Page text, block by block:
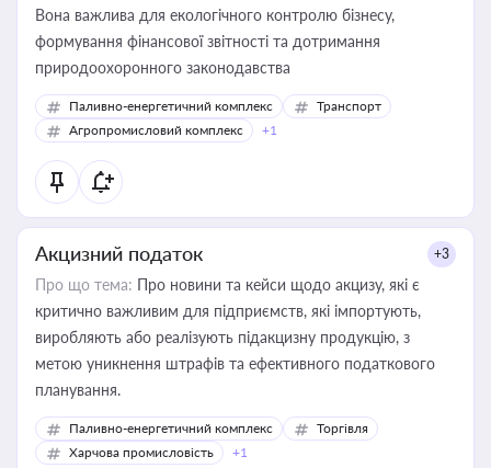
Вона важлива для екологічного контролю бізнесу,
формування фінансової звітності та дотримання
природоохоронного законодавства
Паливно-енергетичний комплекс
Транспорт
Агропромисловий комплекс
+1
Акцизний податок +3
Про що тема: Про новини та кейси щодо акцизу, які є
критично важливим для підприємств, які імпортують,
виробляють або реалізують підакцизну продукцію, з
метою уникнення штрафів та ефективного податкового
планування.
Паливно-енергетичний комплекс
Торгівля
Харчова промисловість
+1